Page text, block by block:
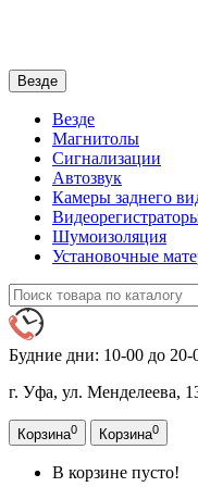
Везде
Везде
Магнитолы
Сигнализации
Автозвук
Камеры заднего
Шумоизоляция
Установочные
Будние дни: 10-00 до 20-
г. Уфа, ул. Менделеева,
Корзина0 Корзина0
В корзине пусто!